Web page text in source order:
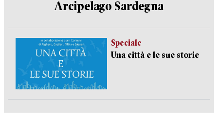
Arcipelago Sardegna
Speciale
Una città e le sue storie